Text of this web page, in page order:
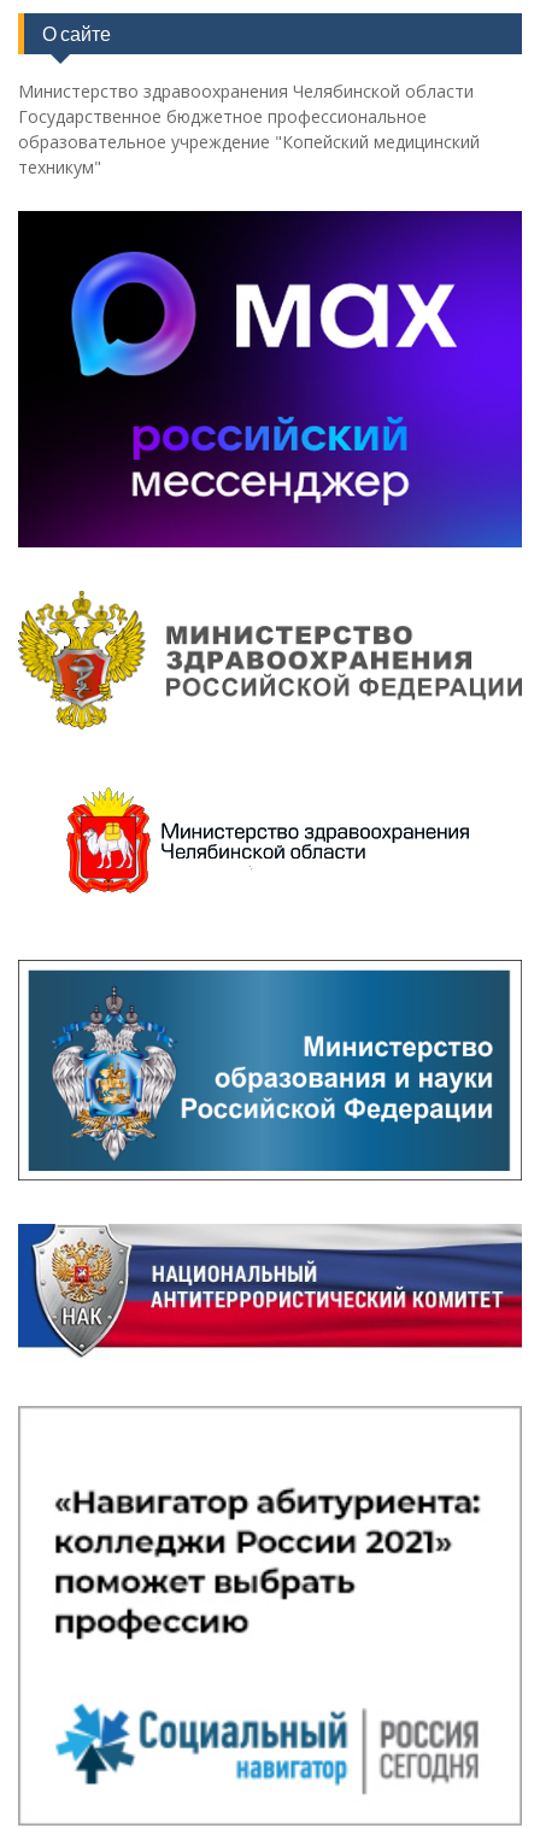
О сайте
Министерство здравоохранения Челябинской области
Государственное бюджетное профессиональное
образовательное учреждение "Копейский медицинский
техникум"